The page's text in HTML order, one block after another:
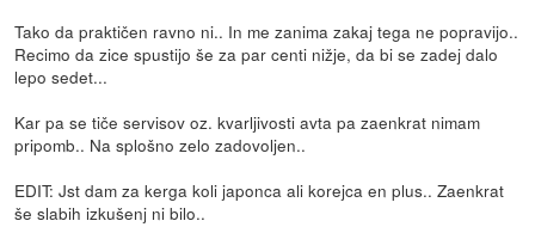
Tako da praktičen ravno ni.. In me zanima zakaj tega ne popravijo..
Recimo da zice spustijo še za par centi nižje, da bi se zadej dalo
lepo sedet...
Kar pa se tiče servisov oz. kvarljivosti avta pa zaenkrat nimam
pripomb.. Na splošno zelo zadovoljen..
EDIT: Jst dam za kerga koli japonca ali korejca en plus.. Zaenkrat
še slabih izkušenj ni bilo..